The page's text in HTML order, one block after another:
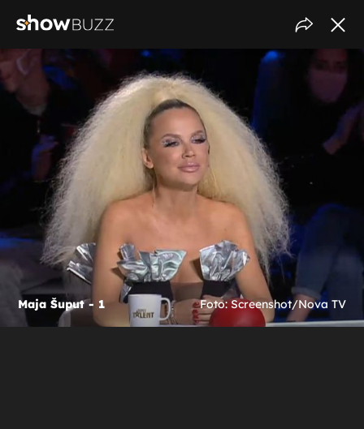
Maja Šuput - 1 Foto: Screenshot/Nova TV